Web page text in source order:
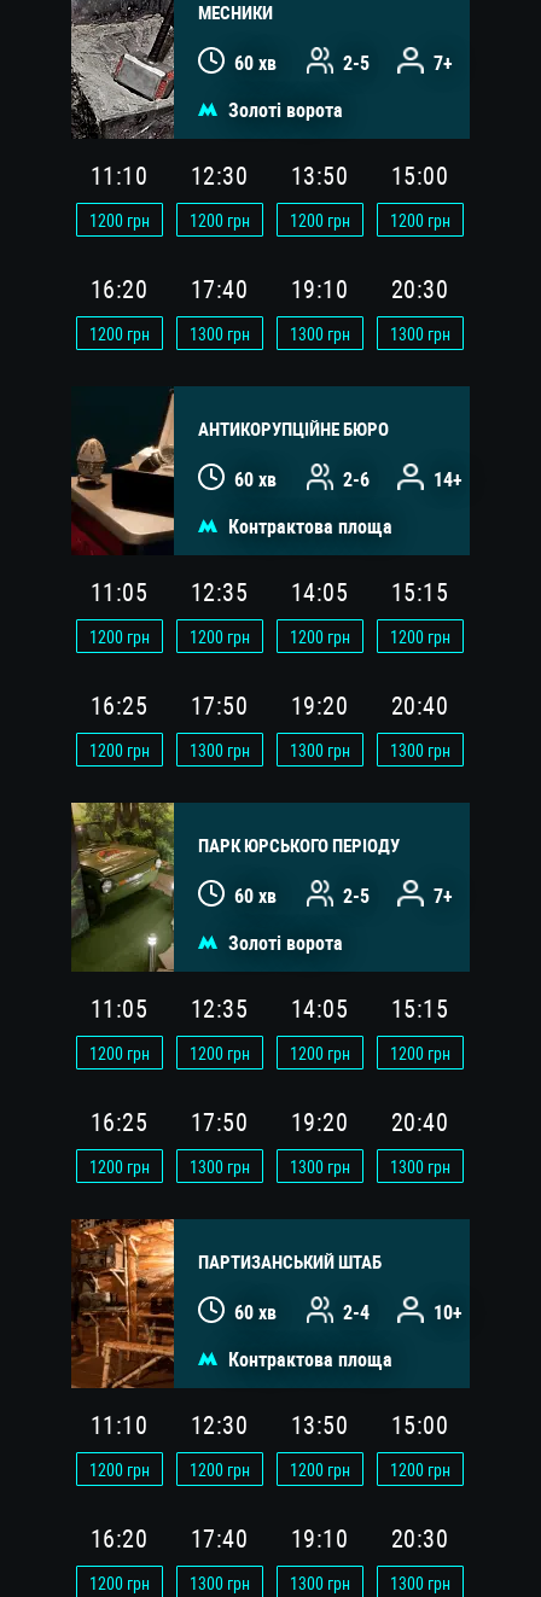
МЕСНИКИ
60 хв 2-5 7+
Золоті ворота
11:10
1200грн
12:30
1200грн
13:50
1200грн
15:00
1200грн
16:20
1200грн
17:40
1300грн
19:10
1300грн
20:30
1300грн
АНТИКОРУПЦІЙНЕ БЮРО
60 хв 2-6 14+
Контрактова площа
11:05
1200грн
12:35
1200грн
14:05
1200грн
15:15
1200грн
16:25
1200грн
17:50
1300грн
19:20
1300грн
20:40
1300грн
ПАРК ЮРСЬКОГО ПЕРІОДУ
60 хв 2-5 7+
Золоті ворота
11:05
1200грн
12:35
1200грн
14:05
1200грн
15:15
1200грн
16:25
1200грн
17:50
1300грн
19:20
1300грн
20:40
1300грн
ПАРТИЗАНСЬКИЙ ШТАБ
60 хв 2-4 10+
Контрактова площа
11:10
1200грн
12:30
1200грн
13:50
1200грн
15:00
1200грн
16:20
1200грн
17:40
1300грн
19:10
1300грн
20:30
1300грн